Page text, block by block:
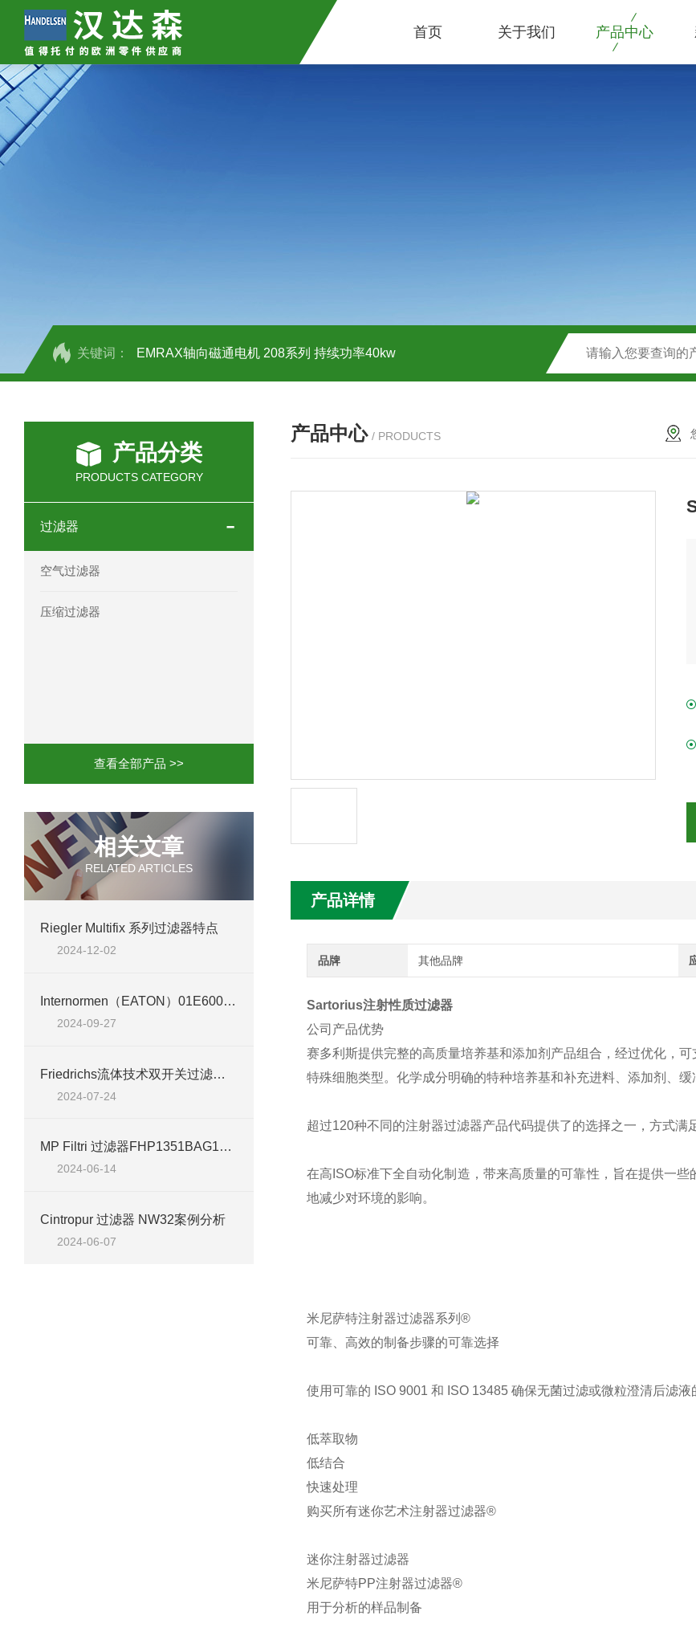
首页 关于我们 产品中心
关键词： EMRAX轴向磁通电机 208系列 持续功率40kw
OEMER三相同步电机MTES 132SB/2参数及应用
OEMER三相同步电机MTES 160MA/2参数及应用
OEMER电机QLS 180M环保农业领域应用
mini motor电机MC230P3T 20- B参数特点介绍
AC-motoren交流电机FCA 132S-4/PHE参数介绍
AC-motoren交流电机ACM 160M-4参数介绍
AC-MOTOREN电机FCPA 71B-2参数介绍
产品分类
PRODUCTS CATEGORY
过滤器
空气过滤器
压缩过滤器
查看全部产品 >>
相关文章
RELATED ARTICLES
Riegler Multifix 系列过滤器特点
2024-12-02
Internormen（EATON）01E600.6VG30.E.P 过滤器：保障工业流体纯净
2024-09-27
​Friedrichs流体技术双开关过滤器 DF 4.225-B20.060技术参数
2024-07-24
MP Filtri 过滤器FHP1351BAG1A10NP01 技术介绍
2024-06-14
Cintropur 过滤器 NW32案例分析
2024-06-07
产品中心 / PRODUCTS
产品详情
品牌 其他品牌
Sartorius注射性质过滤器
公司产品优势
赛多利斯提供完整的高质量培养基和添加剂产品组合，经过优化，
特殊细胞类型。化学成分明确的特种培养基和补充进料、添加剂、缓
超过120种不同的注射器过滤器产品代码提供了的选择之一，方式满
在高ISO标准下全自动化制造，带来高质量的可靠性，旨在提供一
地减少对环境的影响。
米尼萨特注射器过滤器系列®
可靠、高效的制备步骤的可靠选择
使用可靠的 ISO 9001 和 ISO 13485 确保无菌过滤或微粒澄清后滤
低萃取物
低结合
快速处理
购买所有迷你艺术注射器过滤器®
迷你注射器过滤器
米尼萨特PP注射器过滤器®
用于分析的样品制备